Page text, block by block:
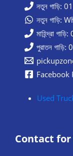
নতুন গাড়ি:
নতুন গাড়ি:
মাহিন্দ্রা
পুরাতন
Facebook
Used
Contact